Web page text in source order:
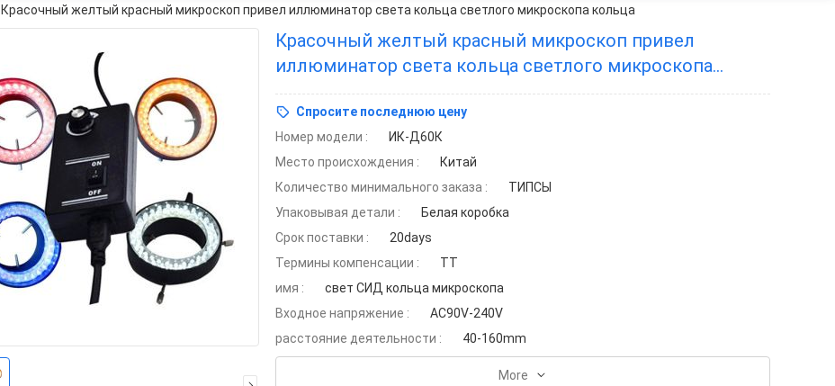
Красочный желтый красный микроскоп привел иллюминатор света кольца светлого микроскопа кольца
Красочный желтый красный микроскоп привел
иллюминатор света кольца светлого микроскопа
кольца
Спросите последнюю цену
Номер модели :
ИК-Д60К
Место происхождения :
Китай
Количество минимального заказа :
ТИПСЫ
Упаковывая детали :
Белая коробка
Срок поставки :
20days
Термины компенсации :
TT
имя :
свет СИД кольца микроскопа
Входное напряжение :
AC90V-240V
расстояние деятельности :
40-160mm
More